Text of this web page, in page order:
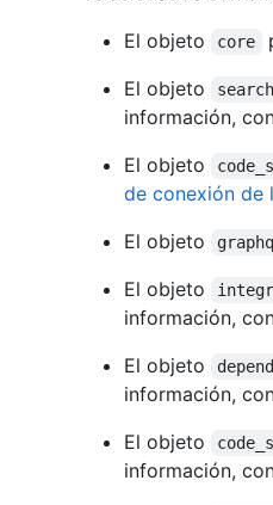
El objeto
core
El objeto
search
información,
El objeto
de conexión de
El objeto
El objeto
información,
El objeto
información,
El objeto
información,